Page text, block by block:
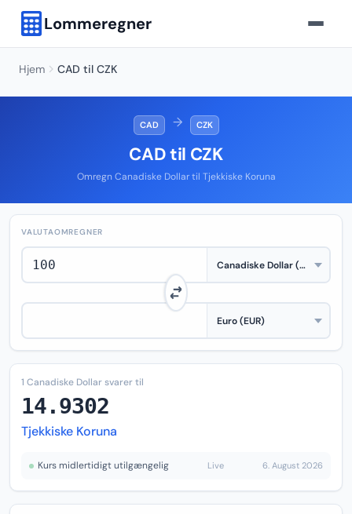
Lommeregner
Hjem CAD til CZK
CAD → CZK
CAD til CZK
Omregn Canadiske Dollar til Tjekkiske Koruna
VALUTAOMREGNER
1 Canadiske Dollar svarer til
14.9302
Tjekkiske Koruna
Kurs midlertidigt utilgængelig Live 6. August 2026